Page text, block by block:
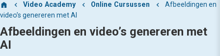
Video Academy Online Cursussen
Afbeeldingen en
video’s genereren met AI
Afbeeldingen en video’s genereren met
AI